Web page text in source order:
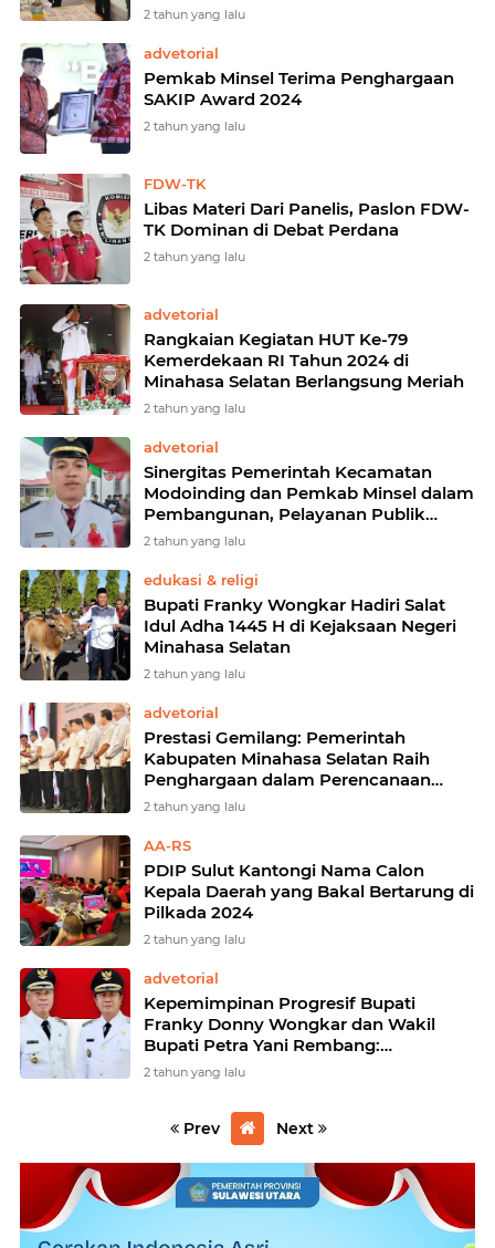
2 tahun yang lalu
advetorial
Pemkab Minsel Terima Penghargaan
SAKIP Award 2024
2 tahun yang lalu
FDW-TK
Libas Materi Dari Panelis, Paslon FDW-
TK Dominan di Debat Perdana
2 tahun yang lalu
advetorial
Rangkaian Kegiatan HUT Ke-79
Kemerdekaan RI Tahun 2024 di
Minahasa Selatan Berlangsung Meriah
2 tahun yang lalu
advetorial
Sinergitas Pemerintah Kecamatan
Modoinding dan Pemkab Minsel dalam
Pembangunan, Pelayanan Publik
Semarakkan HUT RI ke-79
2 tahun yang lalu
edukasi & religi
Bupati Franky Wongkar Hadiri Salat
Idul Adha 1445 H di Kejaksaan Negeri
Minahasa Selatan
2 tahun yang lalu
advetorial
Prestasi Gemilang: Pemerintah
Kabupaten Minahasa Selatan Raih
Penghargaan dalam Perencanaan
Pembangunan dan Pelayanan Publik
2 tahun yang lalu
AA-RS
PDIP Sulut Kantongi Nama Calon
Kepala Daerah yang Bakal Bertarung di
Pilkada 2024
2 tahun yang lalu
advetorial
Kepemimpinan Progresif Bupati
Franky Donny Wongkar dan Wakil
Bupati Petra Yani Rembang:
Transformasi Mewujudkan
2 tahun yang lalu
Prev Next